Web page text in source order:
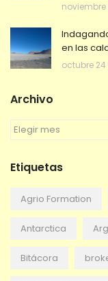
noviembre
en las
octubre 24
Archivo
A
r
h
o
Etiquetas
Agrio Formation
Antarctica
Bitácora